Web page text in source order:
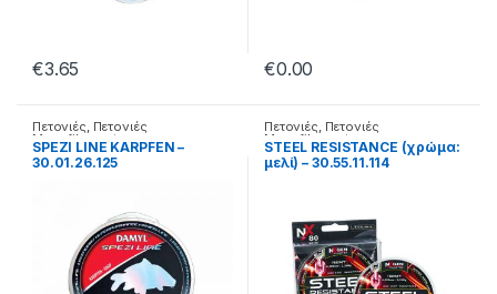
€3.65 €0.00
Πετονιές, Πετονιές
Monofilament
SPEZI LINE KARPFEN –
30.01.26.125
Πετονιές, Πετονιές
Monofilament
STEEL RESISTANCE (χρώμα:
μελί) – 30.55.11.114